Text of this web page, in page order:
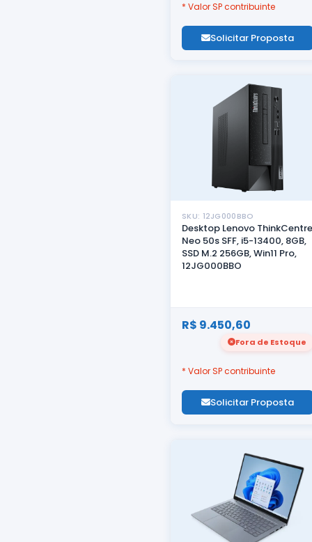
* Valor SP contribuinte
Solicitar Proposta
SKU: 12JG000BBO
Desktop Lenovo ThinkCentre
Neo 50s SFF, i5-13400, 8GB,
SSD M.2 256GB, Win11 Pro,
12JG000BBO
R$ 9.450,60
Fora de Estoque
* Valor SP contribuinte
Solicitar Proposta